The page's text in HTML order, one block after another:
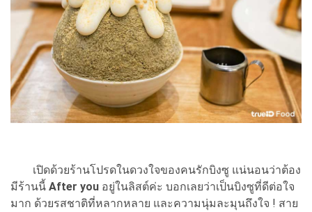
เปิดด้วยร้านโปรดในดวงใจของคนรักบิงซู แน่นอนว่าต้อง
มีร้านนี้ After you อยู่ในลิสต์ค่ะ บอกเลยว่าเป็นบิงซูที่ดีต่อใจ
มาก ด้วยรสชาติที่หลากหลาย และความนุ่มละมุนถึงใจ ! สาย